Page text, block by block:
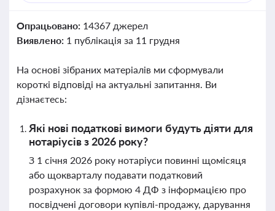
Опрацьовано: 14367 джерел
Виявлено: 1 публікація за 11 грудня
На основі зібраних матеріалів ми сформували
короткі відповіді на актуальні запитання. Ви
дізнаєтесь:
Які нові податкові вимоги будуть діяти для
нотаріусів з 2026 року?
З 1 січня 2026 року нотаріуси повинні щомісяця
або щокварталу подавати податковий
розрахунок за формою 4 ДФ з інформацією про
посвідчені договори купівлі-продажу, дарування